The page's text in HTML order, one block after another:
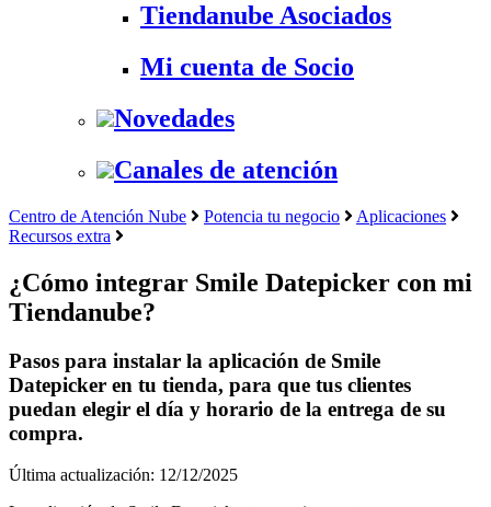
Tiendanube Asociados
Mi cuenta de Socio
Novedades
Canales de atención
Centro de Atención Nube Potencia tu negocio
Aplicaciones
Recursos extra
¿Cómo integrar Smile Datepicker con mi
Tiendanube?
Pasos para instalar la aplicación de Smile
Datepicker en tu tienda, para que tus clientes
puedan elegir el día y horario de la entrega de su
compra.
Última actualización: 12/12/2025